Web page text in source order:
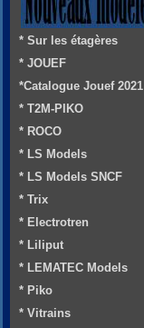
* Sur les étagères
* JOUEF
*Catalogue Jouef 2021
* T2M-PIKO
* ROCO
* LS Models
* LS Models SNCF
* Trix
* Electrotren
* Liliput
* LEMATEC Models
* Piko
* Vitrains